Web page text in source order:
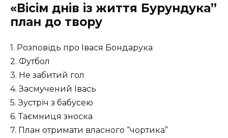
«Вісім днів із життя Бурундука”
план до твору
1. Розповідь про Івася Бондарука
2. Футбол
3. Не забитий гол
4. Засмучений Івась
5. Зустріч з бабусею
6. Таємниця зноска
7. План отримати власного “чортика”